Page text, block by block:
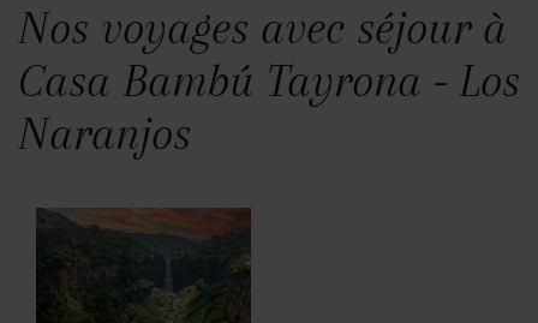
Nos voyages avec séjour à
Casa Bambú Tayrona - Los
Naranjos